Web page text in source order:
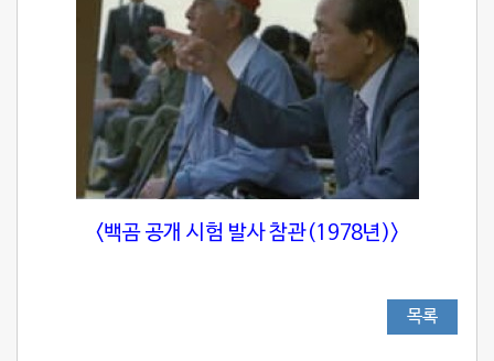
<백곰 공개 시험 발사 참관(1978년)>
목록